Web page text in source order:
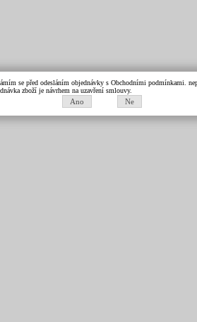
se před odesláním objednávky s Obchodními podmínkami.
zboží je návrhem na uzavření smlouvy.
Ano Ne